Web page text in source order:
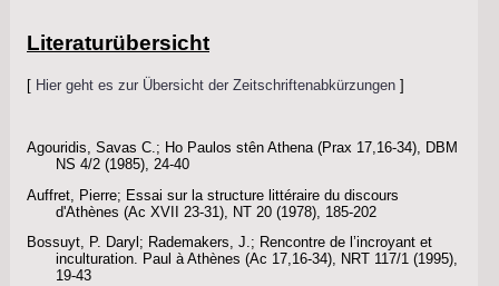
Literaturübersicht
[ Hier geht es zur Übersicht der Zeitschriftenabkürzungen ]
Agouridis, Savas C.; Ho Paulos stên Athena (Prax 17,16-34), DBM
NS 4/2 (1985), 24-40
Auffret, Pierre; Essai sur la structure littéraire du discours
d'Athènes (Ac XVII 23-31), NT 20 (1978), 185-202
Bossuyt, P. Daryl; Rademakers, J.; Rencontre de l’incroyant et
inculturation. Paul à Athènes (Ac 17,16-34), NRT 117/1 (1995),
19-43